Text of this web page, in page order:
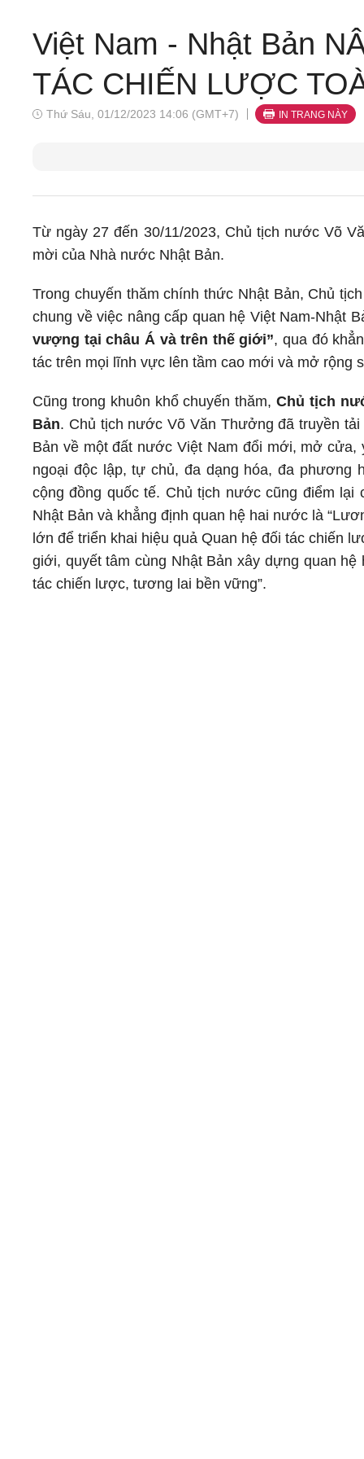
Việt Nam - Nhật Bản
TÁC CHIẾN LƯỢC
Thứ Sáu, 01/12/2023 14:06 (GMT+7) IN TRANG NÀY
Từ ngày 27 đến 30/11/2023, Chủ tịch nước Võ
mời của Nhà nước Nhật Bản.
Trong chuyến thăm chính thức Nhật Bản, Chủ
chung về việc nâng cấp quan hệ Việt Nam-Nhật
vượng tại châu Á và trên thế giới”, qua đó
tác trên mọi lĩnh vực lên tầm cao mới và mở rộng
Cũng trong khuôn khổ chuyến thăm,Chủ tịch
Bản. Chủ tịch nước Võ Văn Thưởng đã truyền
Bản về một đất nước Việt Nam đổi mới, mở cửa,
ngoại độc lập, tự chủ, đa dạng hóa, đa phương
cộng đồng quốc tế. Chủ tịch nước cũng điểm
Nhật Bản và khẳng định quan hệ hai nước là
lớn để triển khai hiệu quả Quan hệ đối tác chiến
giới, quyết tâm cùng Nhật Bản xây dựng quan
tác chiến lược, tương lai bền vững”.